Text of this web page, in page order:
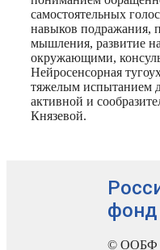
самостоятельных
навыков подражания,
мышления, развитие
окружающими,
Нейросенсорная
тяжелым испытанием
активной и
Князевой.
фонд
© ООБФ